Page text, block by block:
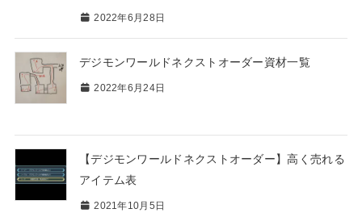
2022年6月28日
デジモンワールドネクストオーダー資材一覧
2022年6月24日
【デジモンワールドネクストオーダー】高く売れる
アイテム表
2021年10月5日